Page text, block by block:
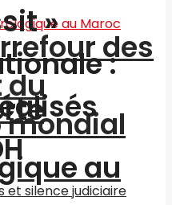
des
du
mondial
au
»
: